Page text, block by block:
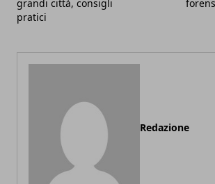
grandi città, consigli
pratici
Redazione